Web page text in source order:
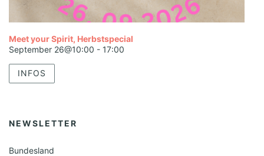
Meet your Spirit, Herbstspecial
September 26@10:00 - 17:00
INFOS
NEWSLETTER
Bundesland